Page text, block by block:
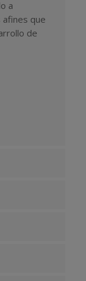
a
afines que
de